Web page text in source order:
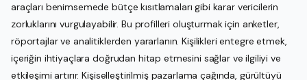
araçları benimsemede bütçe kısıtlamaları gibi karar vericilerin
zorluklarını vurgulayabilir. Bu profilleri oluşturmak için anketler,
röportajlar ve analitiklerden yararlanın. Kişilikleri entegre etmek,
içeriğin ihtiyaçlara doğrudan hitap etmesini sağlar ve ilgiliyi ve
etkileşimi artırır. Kişiselleştirilmiş pazarlama çağında, gürültüyü